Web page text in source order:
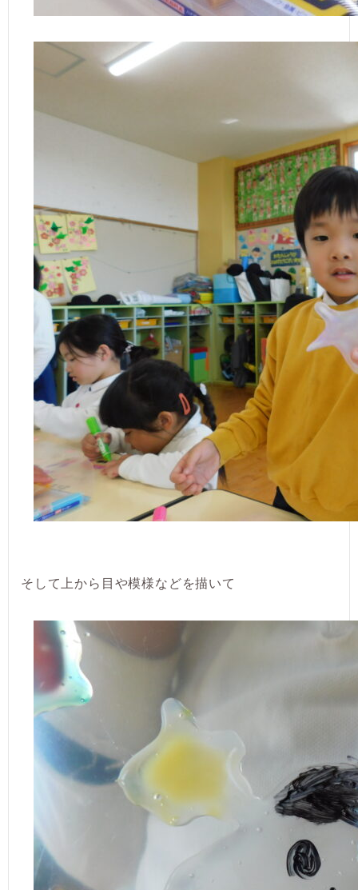
そして上から目や模様などを描いて